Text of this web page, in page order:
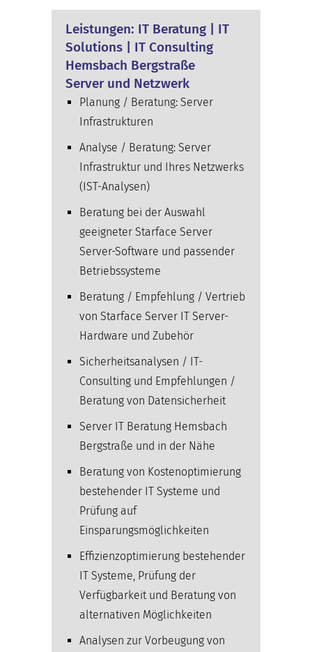
Leistungen: IT Beratung | IT
Solutions | IT Consulting
Hemsbach Bergstraße
Server und Netzwerk
Planung / Beratung: Server
Infrastrukturen
Analyse / Beratung: Server
Infrastruktur und Ihres Netzwerks
(IST-Analysen)
Beratung bei der Auswahl
geeigneter Starface Server
Server-Software und passender
Betriebssysteme
Beratung / Empfehlung / Vertrieb
von Starface Server IT Server-
Hardware und Zubehör
Sicherheitsanalysen / IT-
Consulting und Empfehlungen /
Beratung von Datensicherheit
Server IT Beratung Hemsbach
Bergstraße und in der Nähe
Beratung von Kostenoptimierung
bestehender IT Systeme und
Prüfung auf
Einsparungsmöglichkeiten
Effizienzoptimierung bestehender
IT Systeme, Prüfung der
Verfügbarkeit und Beratung von
alternativen Möglichkeiten
Analysen zur Vorbeugung von